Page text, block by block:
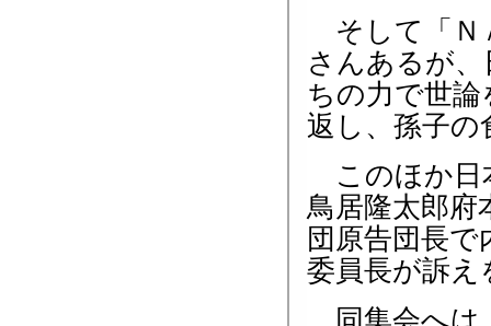
そして「Ｎ
さんあるが
ちの力で世
返し、孫子
このほか日
鳥居隆太郎府
団原告団長
委員長が訴